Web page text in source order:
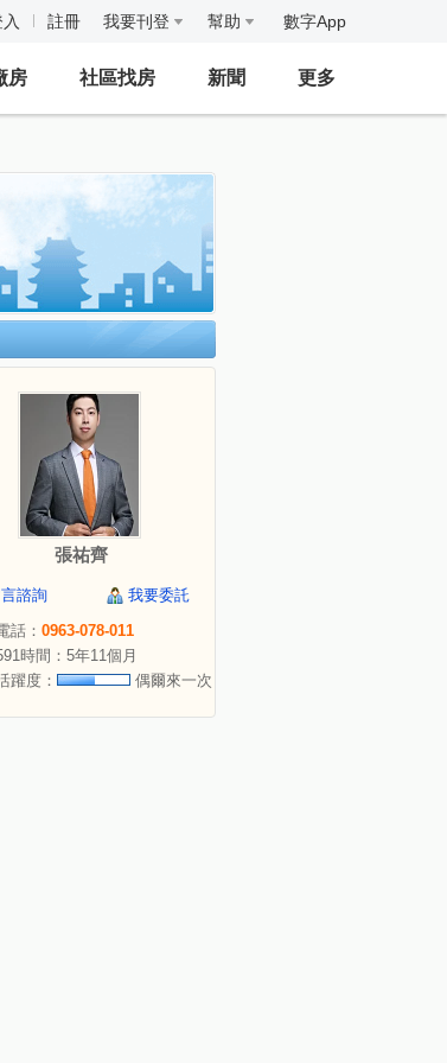
註冊 我要刊登 幫助 數字App
房 社區找房 新聞 更多
張祐齊
諮詢
我要委託
話： 0963-078-011
時間：5年11個月
躍度：
偶爾來一次